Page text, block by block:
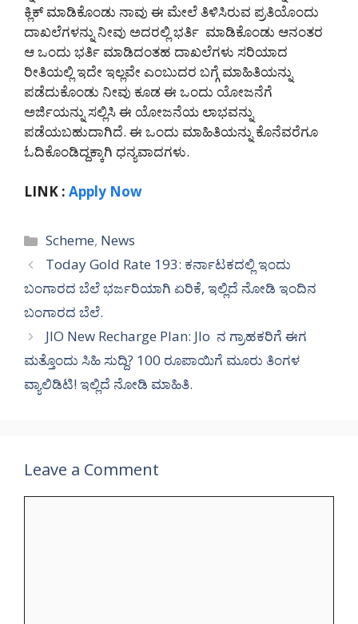
ಕ್ಲಿಕ್ ಮಾಡಿಕೊಂಡು ನಾವು ಈ ಮೇಲೆ ತಿಳಿಸಿರುವ ಪ್ರತಿಯೊಂದು
ದಾಖಲೆಗಳನ್ನು ನೀವು ಅದರಲ್ಲಿ ಭರ್ತಿ ಮಾಡಿಕೊಂಡು ಆನಂತರ
ಆ ಒಂದು ಭರ್ತಿ ಮಾಡಿದಂತಹ ದಾಖಲೆಗಳು ಸರಿಯಾದ
ರೀತಿಯಲ್ಲಿ ಇದೇ ಇಲ್ಲವೇ ಎಂಬುದರ ಬಗ್ಗೆ ಮಾಹಿತಿಯನ್ನು
ಪಡೆದುಕೊಂಡು ನೀವು ಕೂಡ ಈ ಒಂದು ಯೋಜನೆಗೆ
ಅರ್ಜಿಯನ್ನು ಸಲ್ಲಿಸಿ ಈ ಯೋಜನೆಯ ಲಾಭವನ್ನು
ಪಡೆಯಬಹುದಾಗಿದೆ. ಈ ಒಂದು ಮಾಹಿತಿಯನ್ನು ಕೊನೆವರೆಗೂ
ಓದಿಕೊಂಡಿದ್ದಕ್ಕಾಗಿ ಧನ್ಯವಾದಗಳು.
LINK : Apply Now
Categories
Scheme, News
Today Gold Rate 193: ಕರ್ನಾಟಕದಲ್ಲಿ ಇಂದು
ಬಂಗಾರದ ಬೆಲೆ ಭರ್ಜರಿಯಾಗಿ ಏರಿಕೆ, ಇಲ್ಲಿದೆ ನೋಡಿ ಇಂದಿನ
ಬಂಗಾರದ ಬೆಲೆ.
JIO New Recharge Plan: JIo ನ ಗ್ರಾಹಕರಿಗೆ ಈಗ
ಮತ್ತೊಂದು ಸಿಹಿ ಸುದ್ದಿ? 100 ರೂಪಾಯಿಗೆ ಮೂರು ತಿಂಗಳ
ವ್ಯಾಲಿಡಿಟಿ! ಇಲ್ಲಿದೆ ನೋಡಿ ಮಾಹಿತಿ.
Leave a Comment